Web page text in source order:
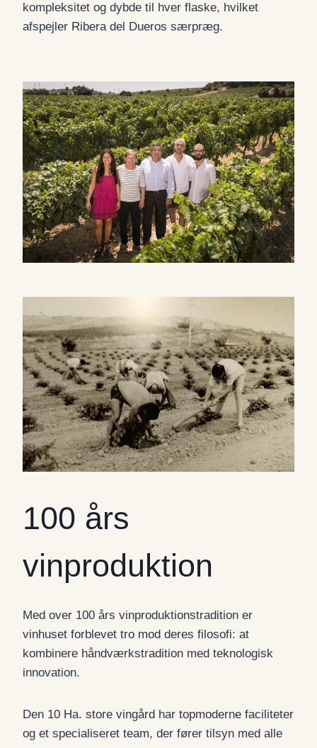
kompleksitet og dybde til hver flaske, hvilket
afspejler Ribera del Dueros særpræg.
100 års
vinproduktion
Med over 100 års vinproduktionstradition er
vinhuset forblevet tro mod deres filosofi: at
kombinere håndværkstradition med teknologisk
innovation.
Den 10 Ha. store vingård har topmoderne faciliteter
og et specialiseret team, der fører tilsyn med alle